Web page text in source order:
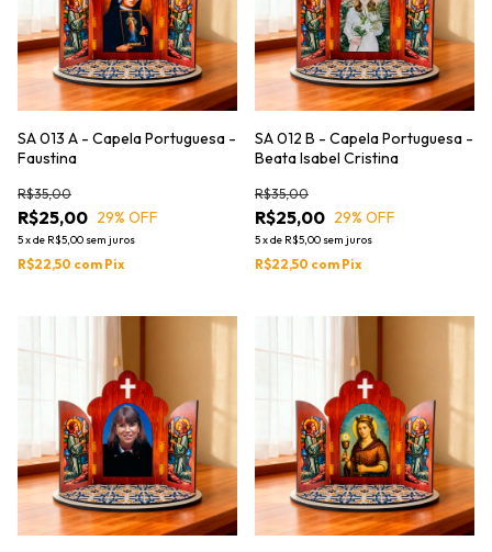
SA 013 A - Capela Portuguesa -
Faustina
R$25,00
R$35,00
29% OFF
5xde R$5,00 sem juros
R$22,50 com Pix
SA 012 B - Capela Portuguesa -
Beata Isabel Cristina
R$25,00
R$35,00
29% OFF
5xde R$5,00 sem juros
R$22,50 com Pix